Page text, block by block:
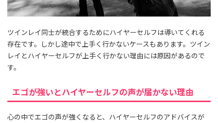
ツインレイ同士が統合するためにハイヤーセルフは導いてくれる
存在です。しかし途中で上手く行かないケースもあります。ツイン
レイとハイヤーセルフが上手く行かない理由には原因があるので
す。
エゴが強いとハイヤーセルフの声が届かない理由
心の中でエゴの声が強くなると、ハイヤーセルフのアドバイスが